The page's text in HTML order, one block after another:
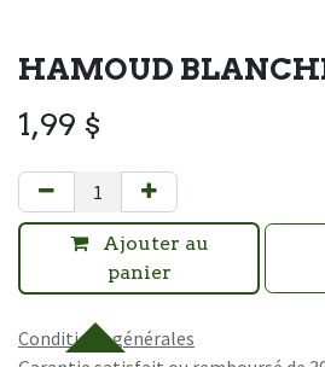
HAMOUD
1,99 $
Ajouter au
panier
Conditions générales